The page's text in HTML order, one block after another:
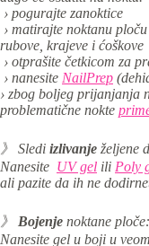
› pogurajte zanoktice
› matirajte noktanu
rubove, krajeve i ćoškove
› otprašite četkicom za
› nanesite NailPrep
› zbog boljeg prijanjanja
problematične nokte
》 Sledi izlivanje željene
Nanesite UV gel ili Poly
ali pazite da ih ne
》 Bojenje noktane ploče:
Nanesite gel u boji u